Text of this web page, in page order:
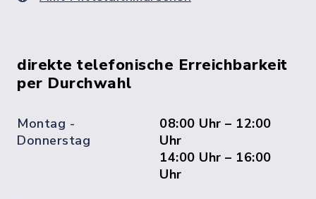
direkte telefonische Erreichbarkeit
per Durchwahl
Montag -
Donnerstag
08:00 Uhr – 12:00
Uhr
14:00 Uhr – 16:00
Uhr